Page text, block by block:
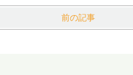
前の記事